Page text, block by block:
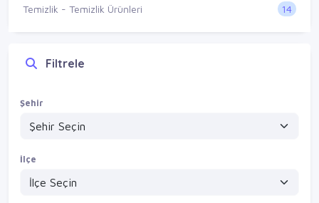
Temizlik - Temizlik Ürünleri 14
Filtrele
Şehir
İlçe